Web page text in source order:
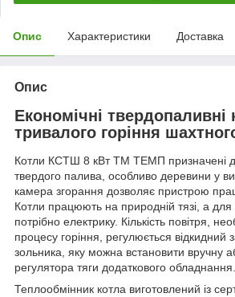
Опис Характеристики Доставка
Опис
Економічні твердопаливні
тривалого горіння
Котли КСТШ 8 кВт ТМ ТЕМП призначені
твердого палива, особливо деревини у
камера згорання дозволяє пристрою
Котли працюють на природній тязі, а
потрібно електрику. Кількість повітря,
процесу горіння, регулюється відкидний
зольника, яку можна встановити вручну
регулятора тяги додаткового обладнання.
Теплообмінник котла виготовлений із